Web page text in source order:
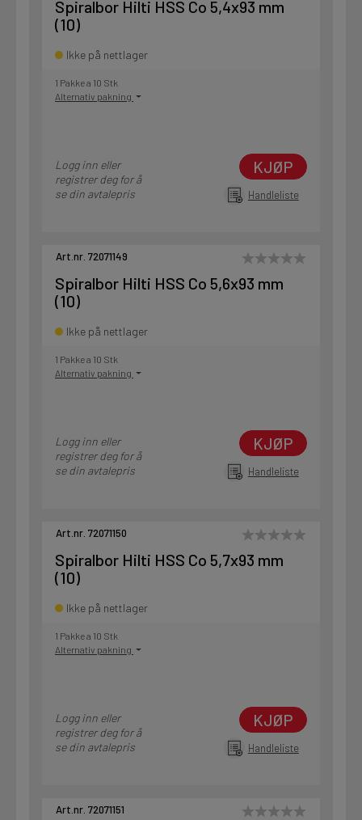
Spiralbor Hilti HSS Co 5,4x93 mm
(10)
Ikke på nettlager
1 Pakke a 10 Stk
Alternativ pakning
Logg inn eller
registrer deg for å
se din avtalepris
KJØP
Handleliste
Art.nr. 72071149
Spiralbor Hilti HSS Co 5,6x93 mm
(10)
Ikke på nettlager
1 Pakke a 10 Stk
Alternativ pakning
Logg inn eller
registrer deg for å
se din avtalepris
KJØP
Handleliste
Art.nr. 72071150
Spiralbor Hilti HSS Co 5,7x93 mm
(10)
Ikke på nettlager
1 Pakke a 10 Stk
Alternativ pakning
Logg inn eller
registrer deg for å
se din avtalepris
KJØP
Handleliste
Art.nr. 72071151